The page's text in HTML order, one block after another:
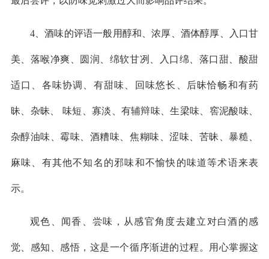
4、酒味的评语一般用醇和、浓厚、酒体醇厚、入口甘
美、落喉净爽、圆润、绵软甘冽、入口绵、落口甜、酸甜
适口、各味协调、有甜味、回味悠长、后昧恰畅和有药
昧、杂昧、 味短、寡淡、有辅辩味、生梁味、窖泥酸味、
杂醇油味、霉味、酒糟味、焦糊味、涩味、苦昧、暴糙、
麻味、有其他不知名的邪味和不愉快的味道等术语来表
示。
观色、闻香、尝味，从感官角度去建立对白酒的感
觉、感知、感悟，这是一个循序渐进的过程。用心掌握这